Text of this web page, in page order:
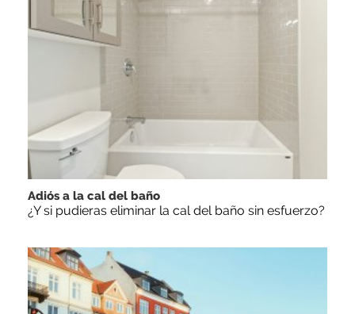
Adiós a la cal del baño
¿Y si pudieras eliminar la cal del baño sin esfuerzo?